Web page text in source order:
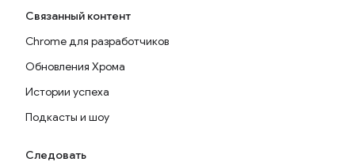
Связанный контент
Chrome для разработчиков
Обновления Хрома
Истории успеха
Подкасты и шоу
Следовать